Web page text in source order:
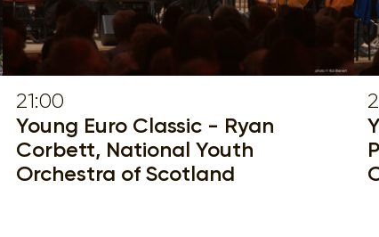
21:00
Young Euro Classic - Ryan
Corbett, National Youth
Orchestra of Scotland